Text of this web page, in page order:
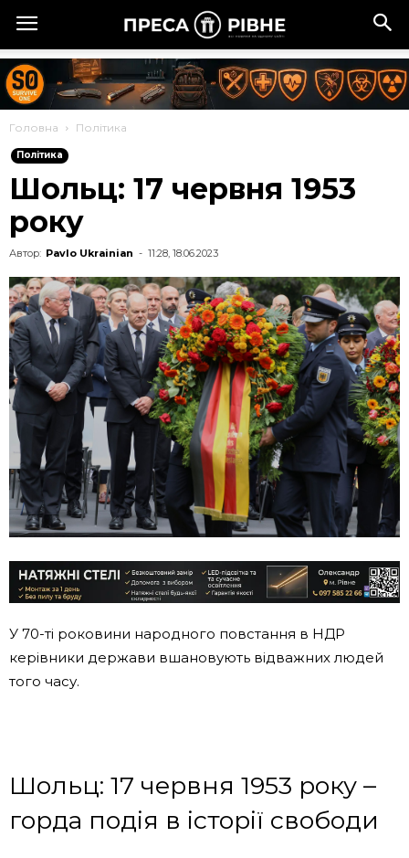
Головна Політика
Політика
Шольц: 17 червня 1953
року
Автор: Pavlo Ukrainian - 11:28, 18.06.2023
У 70-ті роковини народного повстання в НДР
керівники держави вшановують відважних людей
того часу.
Шольц: 17 червня 1953 року –
горда подія в історії свободи